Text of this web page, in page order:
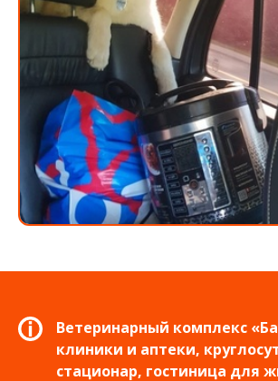
Ветеринарный комплекс
клиники и аптеки,
стационар, гостиница для